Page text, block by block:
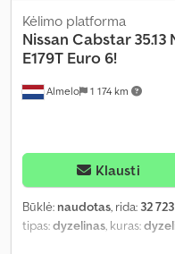
Almelo 1 174 km
Kėlimo platforma
Nissan Cabstar 35.13
E179T Euro 6!
Klausti
Būklė: naudotas, rida: 32
tipas:dyzelinas, kuras: